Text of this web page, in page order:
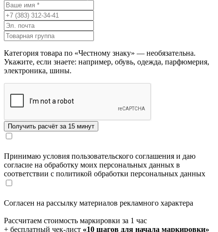
Категория товара по «Честному знаку» — необязательна.
Укажите, если знаете: например, обувь, одежда, парфюмерия,
электроника, шины.
Принимаю условия пользовательского соглашения и даю
согласие на обработку моих персональных данных в
соответствии с политикой обработки персональных данных
Согласен на рассылку материалов рекламного характера
Рассчитаем стоимость маркировки за 1 час
+ бесплатный чек-лист «10 шагов для начала маркировки»